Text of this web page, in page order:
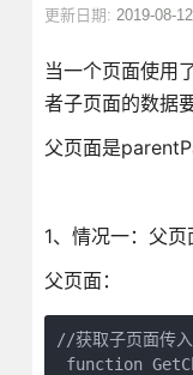
更新日期: 2019-08-12
当一个页面使用
者子页面的数据
父页面是
1、情况一：父
父页面：
//获取子页面传
function